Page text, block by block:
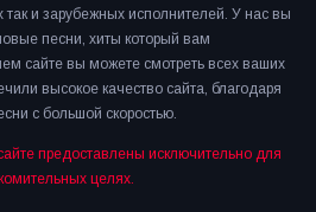
так и зарубежных исполнителей. У нас вы
песни, хиты который вам
сайте вы можете смотреть всех ваших
высокое качество сайта, благодаря
с большой скоростью.
предоставлены исключительно для
целях.